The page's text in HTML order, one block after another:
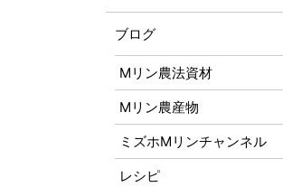
ブログ
Mリン農法資材
Mリン農産物
ミズホMリンチャンネル
レシピ